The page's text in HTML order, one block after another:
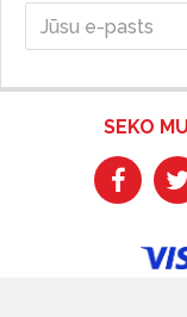
SEKO